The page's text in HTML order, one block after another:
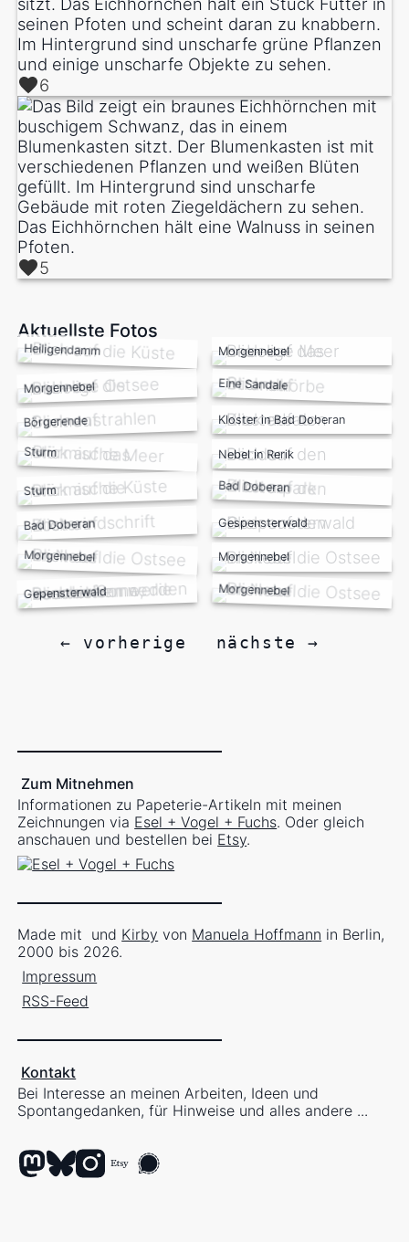
6
5
Aktuellste Fotos
Heiligendamm Morgennebel
Morgennebel Eine Sandale
Börgerende Kloster in Bad Doberan
Sturm Nebel in Rerik
Sturm Bad Doberan
Bad Doberan Gespensterwald
Morgennebel Morgennebel
Gepensterwald Morgennebel
← vorherige nächste →
Zum Mitnehmen
Informationen zu Papeterie-Artikeln mit meinen
Zeichnungen via Esel + Vogel + Fuchs. Oder gleich
anschauen und bestellen bei Etsy.
Made mit und Kirby von Manuela Hoffmann in Berlin,
2000 bis 2026.
Impressum
RSS-Feed
Kontakt
Bei Interesse an meinen Arbeiten, Ideen und
Spontangedanken, für Hinweise und alles andere ...